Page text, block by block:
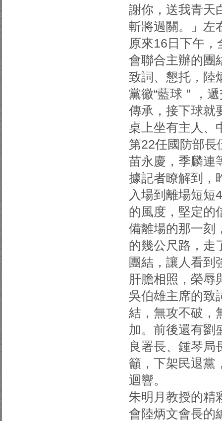
謝你，送我青天
斬將過關。」左
原來16日下午
會聯合主辦的團
致詞、懇托，陸
黨徽“藍球＂，
傳承，接下球就
桌上坐有主人、
第22任國防部長
苗永慶，季麟連
據記者瞭解到，
入場到離場短短
的風度，堅定的
備離場的那一刻
的幾公尺路，走
團結，讓人看到
肝膽相照，榮辱
吳伯雄主席的致
結，無攻不破，
加。前後還有劉
良署長、鍾琴局
籲，下架民退黨
迴響。
朱明月教授的精
會陸炳文會長的